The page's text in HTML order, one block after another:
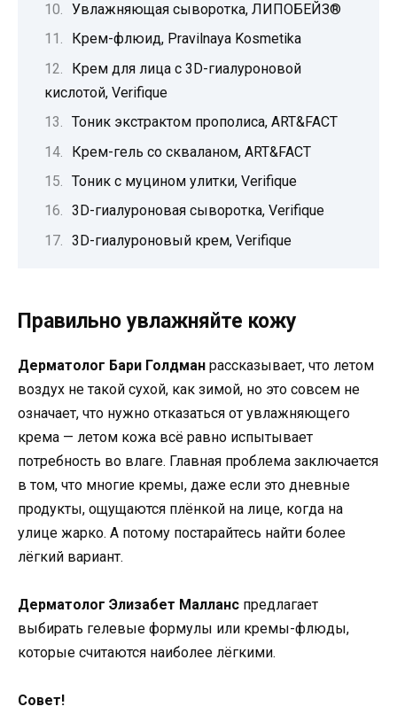
Увлажняющая сыворотка, ЛИПОБЕЙЗ®
Крем-флюид, Pravilnaya Kosmetika
Крем для лица с 3D-гиалуроновой
кислотой, Verifique
Тоник экстрактом прополиса, ART&FACT
Крем-гель со скваланом, ART&FACT
Тоник с муцином улитки, Verifique
3D-гиалуроновая сыворотка, Verifique
3D-гиалуроновый крем, Verifique
Правильно увлажняйте кожу
Дерматолог Бари Голдман рассказывает, что летом
воздух не такой сухой, как зимой, но это совсем не
означает, что нужно отказаться от увлажняющего
крема — летом кожа всё равно испытывает
потребность во влаге. Главная проблема заключается
в том, что многие кремы, даже если это дневные
продукты, ощущаются плёнкой на лице, когда на
улице жарко. А потому постарайтесь найти более
лёгкий вариант.
Дерматолог Элизабет Малланс предлагает
выбирать гелевые формулы или кремы-флюды,
которые считаются наиболее лёгкими.
Совет!